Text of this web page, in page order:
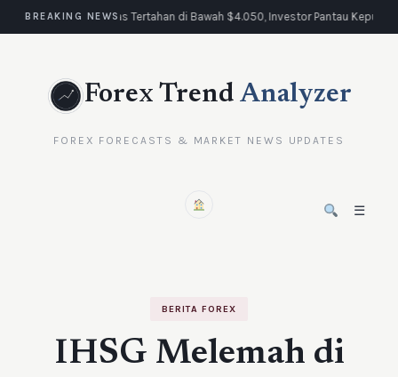
BREAKING NEWSEmas Tertahan di Bawah $4.050, Investor Pantau
Forex Trend Analyzer
FOREX FORECASTS & MARKET NEWS UPDATES
☰
BERITA FOREX
IHSG Melemah di